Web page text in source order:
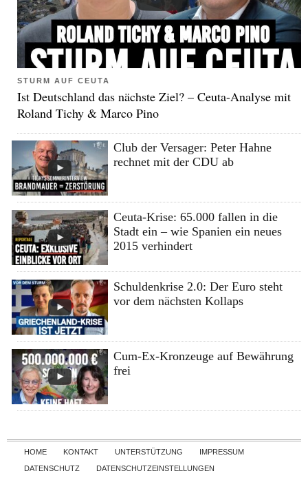
STURM AUF CEUTA
Ist Deutschland das nächste Ziel? – Ceuta-Analyse mit
Roland Tichy & Marco Pino
Club der Versager: Peter Hahne
rechnet mit der CDU ab
Ceuta-Krise: 65.000 fallen in die
Stadt ein – wie Spanien ein neues
2015 verhindert
Schuldenkrise 2.0: Der Euro steht
vor dem nächsten Kollaps
Cum-Ex-Kronzeuge auf Bewährung
frei
Skip to content
HOME KONTAKT UNTERSTÜTZUNG
IMPRESSUM
DATENSCHUTZ
DATENSCHUTZEINSTELLUNGEN